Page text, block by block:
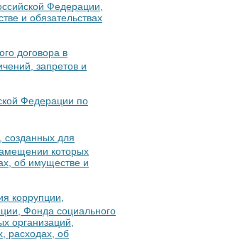
Федерации,
и обязательствах
договора в
запретов и
Федерации по
созданных для
которых
об имуществе и
коррупции,
Фонда социального
организаций,
расходах, об